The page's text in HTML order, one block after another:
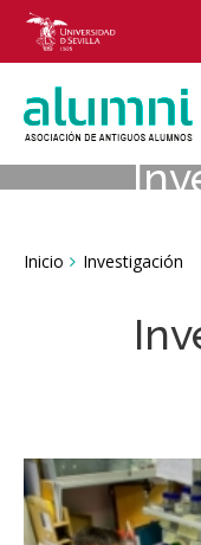
Breadcrumbs
You
Inicio Investigación